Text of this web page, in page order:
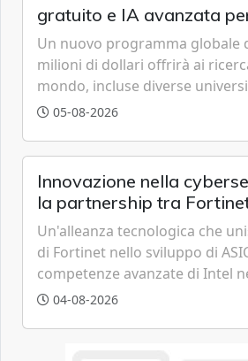
gratuito e IA avanzata
scienziati
Un nuovo programma globale
milioni di dollari offrirà ai
mondo, incluse diverse
strumenti avanzati basati sulla
05-08-2026
Innovazione nella
la partnership tra
Un'alleanza tecnologica che
di Fortinet nello sviluppo di
competenze avanzate di Intel
di semiconduttori per
04-08-2026